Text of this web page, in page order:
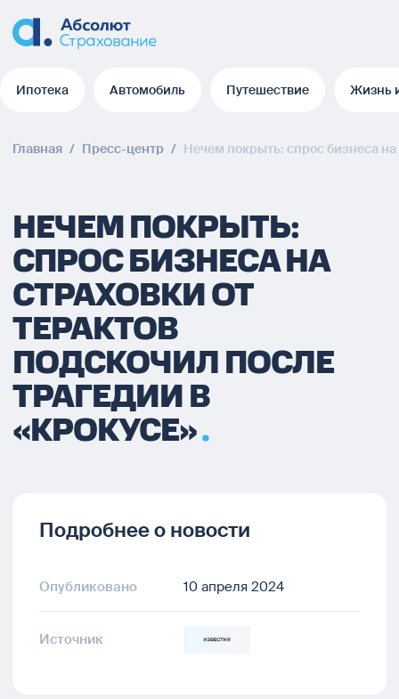
Ипотека Автомобиль Путешествие Жизнь
Главная / Пресс-центр / Нечем покрыть: спрос бизнеса на
НЕЧЕМ ПОКРЫТЬ:
СПРОС БИЗНЕСА НА
СТРАХОВКИ ОТ
ТЕРАКТОВ
ПОДСКОЧИЛ ПОСЛЕ
ТРАГЕДИИ В
«КРОКУСЕ»
Подробнее о новости
Опубликовано 10 апреля 2024
Источник